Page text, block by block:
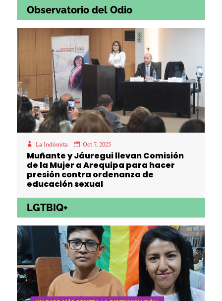
Observatorio del Odio
La Indómita Oct 7, 2025
Muñante y Jáuregui llevan Comisión
de la Mujer a Arequipa para hacer
presión contra ordenanza de
educación sexual
LGTBIQ+